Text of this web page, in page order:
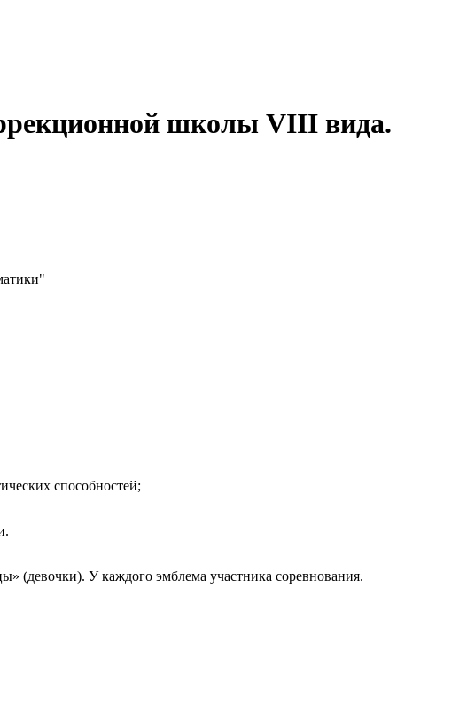
школы VIII вида.
способностей;
(девочки). У каждого эмблема участника соревнования.